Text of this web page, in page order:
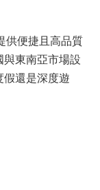
供便捷且高品質
東南亞市場設
假還是深度遊